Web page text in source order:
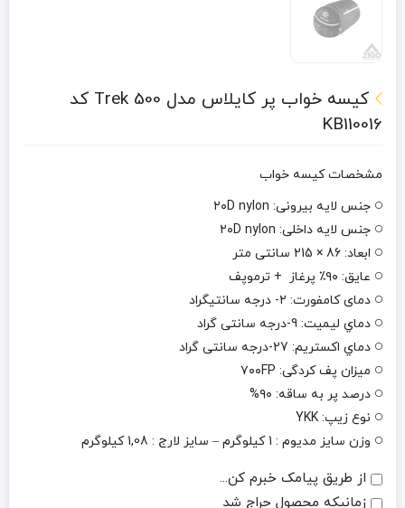
کیسه خواب پر کایلاس مدل 500 Trek کد
KB110016
مشخصات کیسه خواب
جنس لایه بیرونی: ۲۰D nylon
جنس لایه داخلی: ۲۰D nylon
ابعاد: 86 × 215 سانتی متر
عایق: ۹۰٪ پرغاز + ترموپف
دمای کامفورت‌: ۲- درجه سانتیگراد
دماي لیمیت: 9-درجه سانتی گراد
دماي اکستریم: 27-درجه سانتی گراد
میزان پف کردگی‌: ۷۰۰FP
درصد پر به ساقه: ۹۰%
نوع زیپ‌: YKK
وزن سایز مدیوم : 1 کیلوگرم – سایز لارج : 1,08 کیلوگرم
از طریق پیامک خبرم کن...
زمانیکه محصول حراج شد